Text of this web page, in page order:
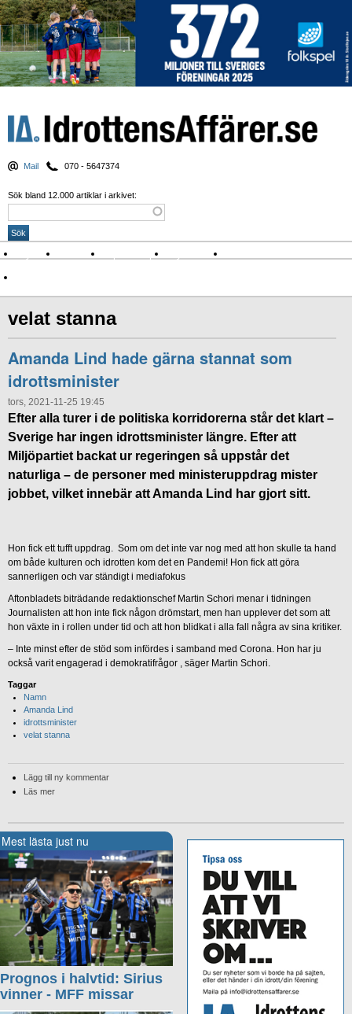
Mail 070 - 5647374
Sök bland 12.000 artiklar i arkivet:
Nyheter Krönikor Sport & spel Nyhetsbrev
velat stanna
Amanda Lind hade gärna stannat som
idrottsminister
tors, 2021-11-25 19:45
Efter alla turer i de politiska korridorerna står det klart –
Sverige har ingen idrottsminister längre. Efter att
Miljöpartiet backat ur regeringen så uppstår det
naturliga – de personer med ministeruppdrag mister
jobbet, vilket innebär att Amanda Lind har gjort sitt.
Hon fick ett tufft uppdrag. Som om det inte var nog med att hon skulle ta hand
om både kulturen och idrotten kom det en Pandemi! Hon fick att göra
sannerligen och var ständigt i mediafokus
Aftonbladets biträdande redaktionschef Martin Schori menar i tidningen
Journalisten att hon inte fick någon drömstart, men han upplever det som att
hon växte in i rollen under tid och att hon blidkat i alla fall några av sina kritiker.
– Inte minst efter de stöd som infördes i samband med Corona. Hon har ju
också varit engagerad i demokratifrågor , säger Martin Schori.
Taggar
Namn
Amanda Lind
idrottsminister
velat stanna
Lägg till ny kommentar
Läs mer
Mest lästa just nu
Prognos i halvtid: Sirius
vinner - MFF missar